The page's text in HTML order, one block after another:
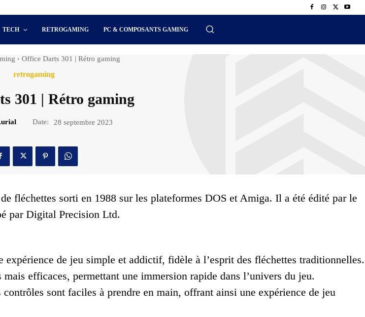
TECH RETROGAMING PC & COMPOSANTS GAMING
Office Darts 301 | Rétro gaming
retrogaming
301 | Rétro gaming
Date: 28 septembre 2023
fléchettes sorti en 1988 sur les plateformes DOS et Amiga. Il a été édité par le
par Digital Precision Ltd.
de jeu simple et addictif, fidèle à l’esprit des fléchettes traditionnelles.
efficaces, permettant une immersion rapide dans l’univers du jeu.
sont faciles à prendre en main, offrant ainsi une expérience de jeu